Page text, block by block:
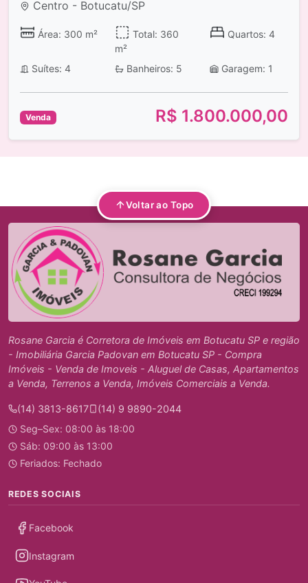
Centro - Botucatu/SP
Área: 300 m²
Total: 360
m²
Quartos: 4
Suítes: 4 Banheiros: 5 Garagem: 1
Venda R$ 1.800.000,00
Voltar ao Topo
Rosane Garcia é Corretora de Imóveis em Botucatu SP e região
- Imobiliária Garcia Padovan em Botucatu SP - Compra
Imóveis - Venda de Imoveis - Aluguel de Casas, Apartamentos
a Venda, Terrenos a Venda, Imóveis Comerciais a Venda.
(14) 3813-8617
(14) 9 9890-2044
Seg–Sex: 08:00 às 18:00
Sáb: 09:00 às 13:00
Feriados: Fechado
REDES SOCIAIS
Facebook
Instagram